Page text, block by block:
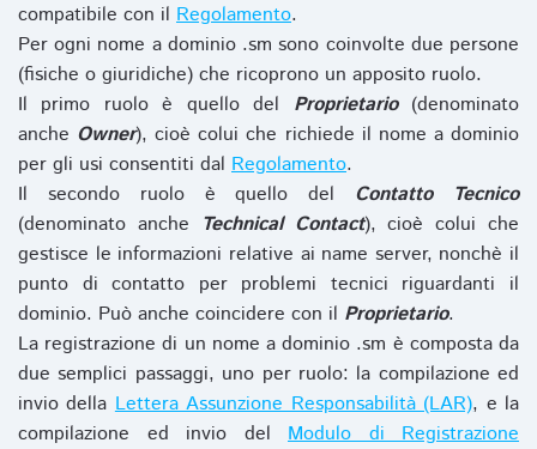
compatibile con il Regolamento.
Per ogni nome a dominio .sm sono coinvolte due persone
(fisiche o giuridiche) che ricoprono un apposito ruolo.
Il primo ruolo è quello del Proprietario(denominato
anche Owner), cioè colui che richiede il nome a dominio
per gli usi consentiti dal Regolamento.
Il secondo ruolo è quello del Contatto Tecnico
(denominato anche Technical Contact), cioè colui che
gestisce le informazioni relative ai name server, nonchè il
punto di contatto per problemi tecnici riguardanti il
dominio. Può anche coincidere con il Proprietario.
La registrazione di un nome a dominio .sm è composta da
due semplici passaggi, uno per ruolo: la compilazione ed
invio dellaLettera Assunzione Responsabilità (LAR), e la
compilazione ed invio del Modulo di Registrazione